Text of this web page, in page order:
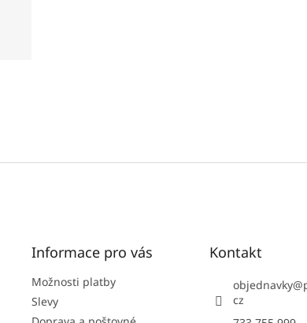
Informace pro vás
Možnosti platby
Slevy
Kontakt
objednavky@
cz